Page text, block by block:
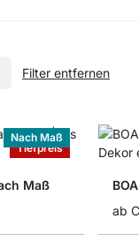
Filter entfernen
Tiefpreis
Nach Maß
Maß
ab